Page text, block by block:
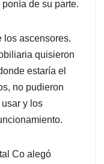
de su parte.
los ascensores.
quisieron
estaría el
no pudieron
y los
Co alegó